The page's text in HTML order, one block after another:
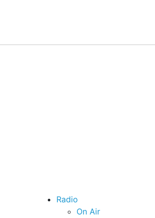
Radio
On Air